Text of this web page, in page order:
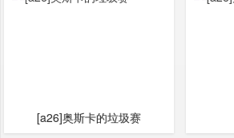
[a26]奥斯卡的垃圾赛